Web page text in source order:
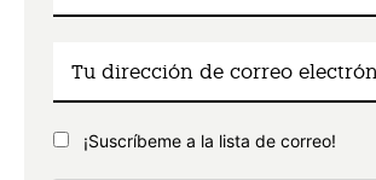
¡Suscríbeme a la lista de correo!